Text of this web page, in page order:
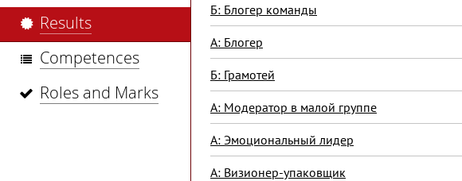
Results
Competences
Roles and Marks
Б: Блогер команды
А: Блогер
Б: Грамотей
А: Модератор в малой группе
А: Эмоциональный лидер
А: Визионер-упаковщик